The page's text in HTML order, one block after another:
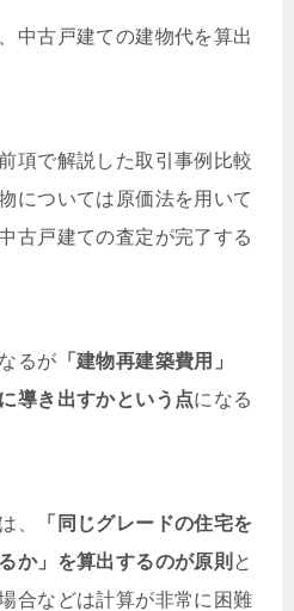
中古戸建ての建物代を算出
項で解説した取引事例比較
については原価法を用いて
古戸建ての査定が完了する
るが 「建物再建築費用」
導き出すかという点になる
、
「同じグレードの住宅を
か」を算出するのが原則 と
合などは計算が非常に困難